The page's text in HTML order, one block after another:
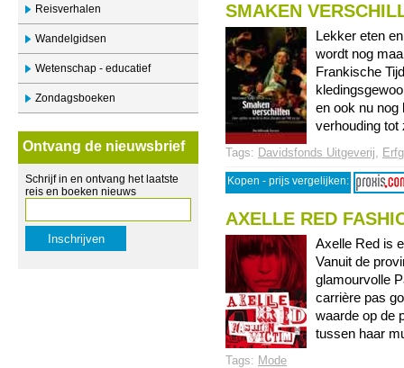
Reisverhalen
Wandelgidsen
Wetenschap - educatief
Zondagsboeken
Ontvang de nieuwsbrief
Schrijf in en ontvang het laatste
reis en boeken nieuws
SMAKEN
Lekker eten
wordt nog
Frankische
en ook nu nog
verhouding tot
Tags: Davidsfonds Uitgeverij,
Kopen - prijs vergelijken:
AXELLE RED
Axelle Red is
Vanuit de
glamourvolle
carrière pas
waarde op de
tussen haar
Tags: Mode